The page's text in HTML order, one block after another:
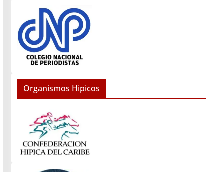
Organismos Hipicos